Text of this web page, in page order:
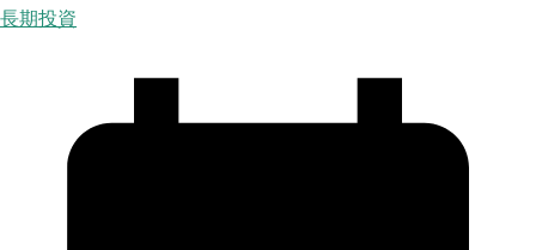
長期投資